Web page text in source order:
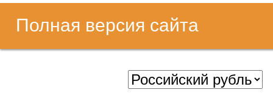
Полная версия сайта